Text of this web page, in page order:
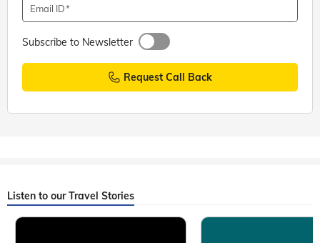
Email ID
Subscribe to Newsletter
Request Call Back
Listen to our Travel Stories